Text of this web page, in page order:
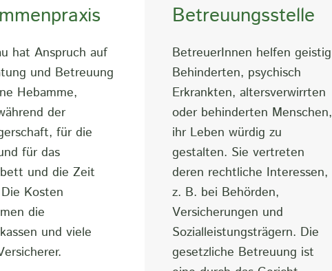
hat Anspruch auf
und Betreuung
Hebamme,
der
für die
für das
und die Zeit
Kosten
die
und viele
Betreuungsstelle
BetreuerInnen helfen geistig
Behinderten, psychisch
Erkrankten, altersverwirrten
oder behinderten Menschen,
ihr Leben würdig zu
gestalten. Sie vertreten
deren rechtliche Interessen,
z. B. bei Behörden,
Versicherungen und
Sozialleistungsträgern. Die
gesetzliche Betreuung ist